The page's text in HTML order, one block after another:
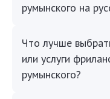
румынского на
Что лучше
или услуги
румынского?